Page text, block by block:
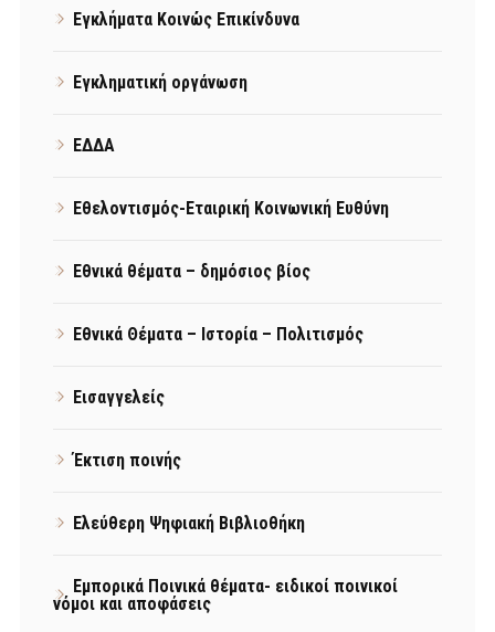
Εγκλήματα Κοινώς Επικίνδυνα
Εγκληματική οργάνωση
ΕΔΔΑ
Εθελοντισμός-Εταιρική Κοινωνική Ευθύνη
Εθνικά θέματα – δημόσιος βίος
Εθνικά Θέματα – Ιστορία – Πολιτισμός
Εισαγγελείς
Έκτιση ποινής
Ελεύθερη Ψηφιακή Βιβλιοθήκη
Εμπορικά Ποινικά θέματα- ειδικοί ποινικοί
νόμοι και αποφάσεις